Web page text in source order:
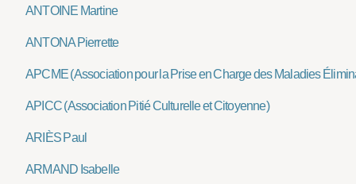
ANTOINE Martine
ANTONA Pierrette
APCME (Association pour la Prise en Charge des Maladies
APICC (Association Pitié Culturelle et Citoyenne)
ARIÈS Paul
ARMAND Isabelle